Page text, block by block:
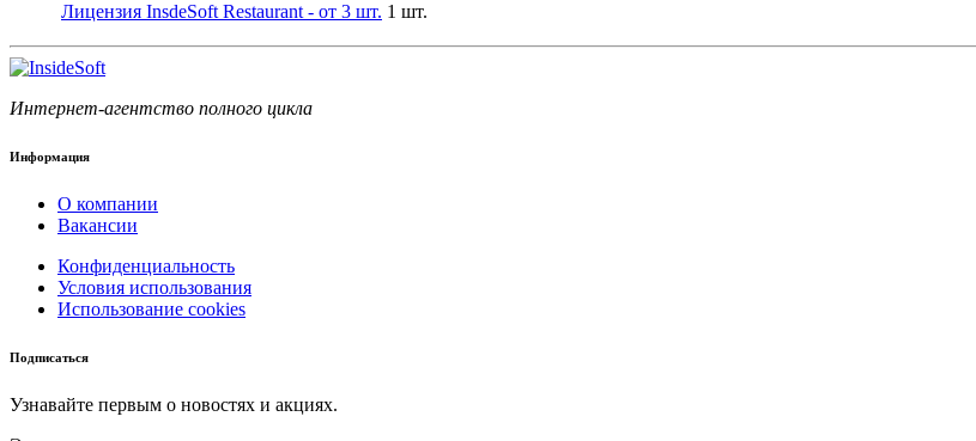
Лицензия InsdeSoft Restaurant - от 3 шт. 1 шт.
Интернет-агентство полного цикла
Информация
О компании
Вакансии
Конфиденциальность
Условия использования
Использование cookies
Подписаться
Узнавайте первым о новостях и акциях.